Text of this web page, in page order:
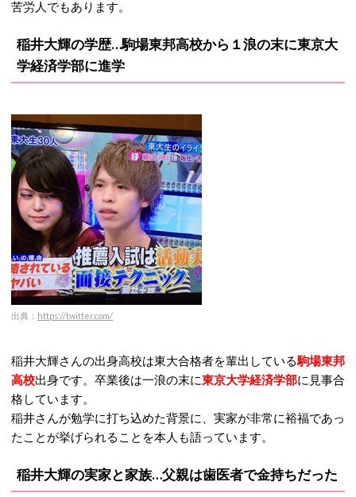
苦労人でもあります。
稲井大輝の学歴…駒場東邦高校から１浪の末に東京大
学経済学部に進学
出典： https://twitter.com/
稲井大輝さんの出身高校は東大合格者を輩出している駒場東邦
高校出身です。卒業後は一浪の末に東京大学経済学部に見事合
格しています。
稲井さんが勉学に打ち込めた背景に、実家が非常に裕福であっ
たことが挙げられることを本人も語っています。
稲井大輝の実家と家族…父親は歯医者で金持ちだった